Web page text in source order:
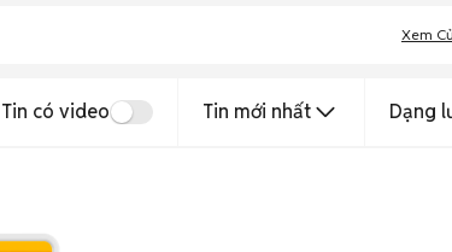
Xem
Tin có video Tin mới nhất Dạng